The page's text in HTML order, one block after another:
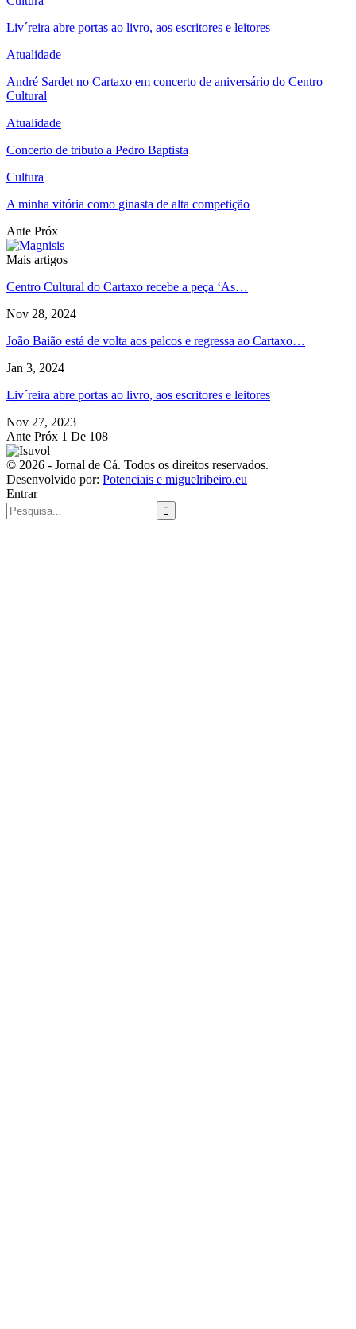
Liv´reira abre portas ao livro, aos escritores e leitores
Atualidade
André Sardet no Cartaxo em concerto de aniversário do Centro
Cultural
Atualidade
Concerto de tributo a Pedro Baptista
Cultura
A minha vitória como ginasta de alta competição
Ante Próx
Mais artigos
Centro Cultural do Cartaxo recebe a peça ‘As…
Nov 28, 2024
João Baião está de volta aos palcos e regressa ao Cartaxo…
Jan 3, 2024
Liv´reira abre portas ao livro, aos escritores e leitores
Nov 27, 2023
Ante Próx 1 De 108
© 2026 - Jornal de Cá. Todos os direitos reservados.
Desenvolvido por: Potenciais e miguelribeiro.eu
Entrar